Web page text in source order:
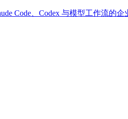
Code、Codex 与模型工作流的企